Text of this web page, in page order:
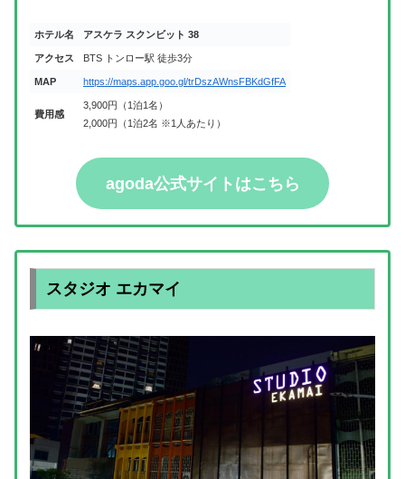
ホテル名 アスケラ スクンビット 38
アクセス BTS トンロー駅 徒歩3分
MAP https://maps.app.goo.gl/trDszAWnsFBKdGfFA
費用感
3,900円（1泊1名）
2,000円（1泊2名 ※1人あたり）
agoda公式サイトはこちら
スタジオ エカマイ